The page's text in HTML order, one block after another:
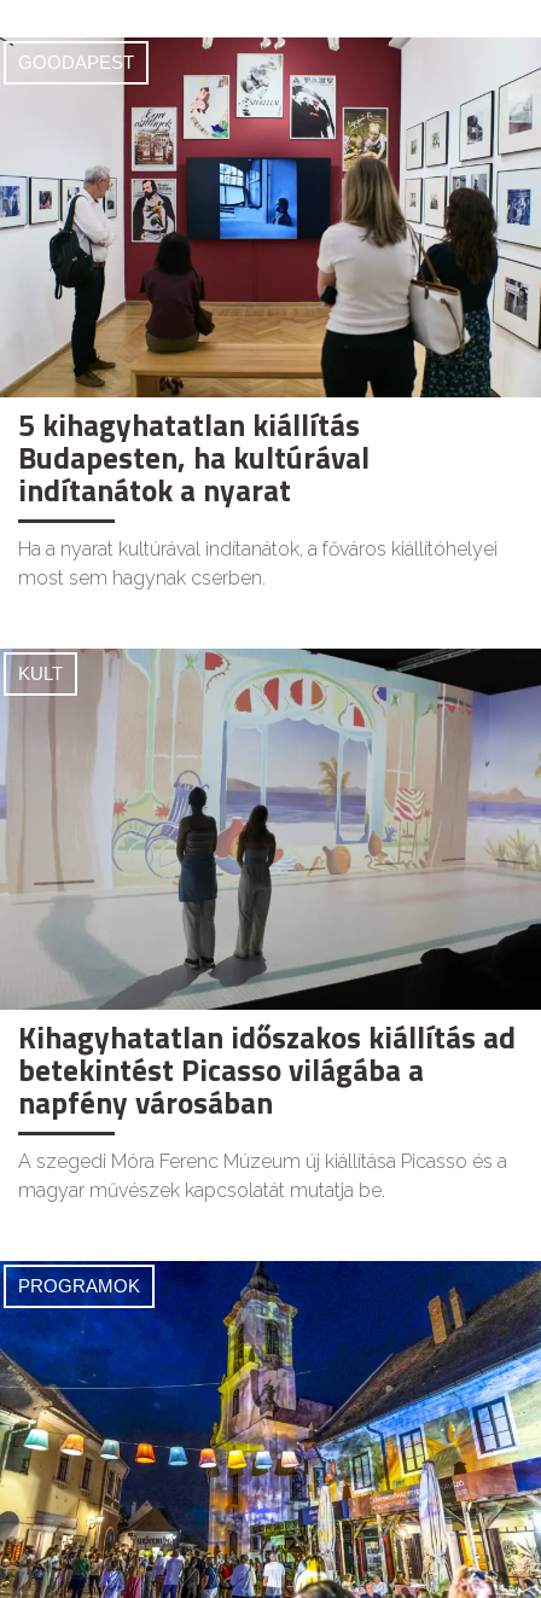
GOODAPEST
5 kihagyhatatlan kiállítás
Budapesten, ha kultúrával
indítanátok a nyarat
Ha a nyarat kultúrával indítanátok, a főváros kiállítóhelyei
most sem hagynak cserben.
KULT
Kihagyhatatlan időszakos kiállítás ad
betekintést Picasso világába a
napfény városában
A szegedi Móra Ferenc Múzeum új kiállítása Picasso és a
magyar művészek kapcsolatát mutatja be.
PROGRAMOK